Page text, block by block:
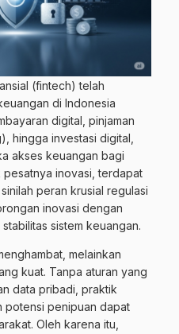
(fintech) telah
di Indonesia
digital, pinjaman
hingga investasi digital,
akses keuangan bagi
pesatnya inovasi, terdapat
peran krusial regulasi
inovasi dengan
sistem keuangan.
melainkan
kuat. Tanpa aturan yang
data pribadi, praktik
potensi penipuan dapat
Oleh karena itu,